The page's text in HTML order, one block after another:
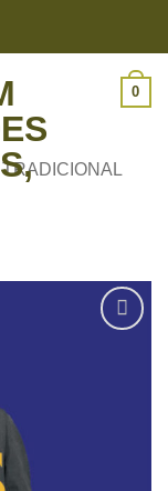
0
TRADICIONAL